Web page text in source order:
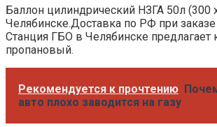
Баллон цилиндрический НЗГА 50л (300
Челябинске.Доставка по РФ при
Станция ГБО в Челябинске предлагает
пропановый.
Рекомендуется к прочтению
авто плохо заводится на газу